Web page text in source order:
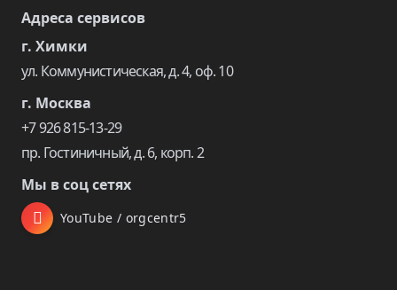
Адреса сервисов
г. Химки
ул. Коммунистическая, д. 4, оф. 10
г. Москва
+7 926 815-13-29
пр. Гостиничный, д. 6, корп. 2
Мы в соц сетях
YouTube / orgcentr5